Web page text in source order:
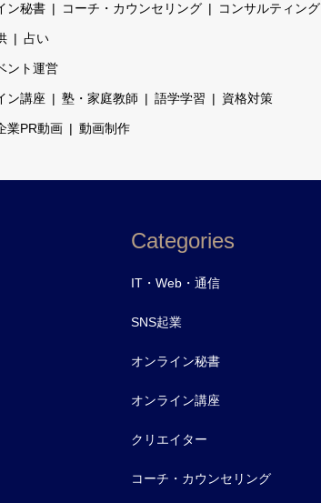
ン秘書 コーチ・カウンセリング コンサルティング
占い
ント運営
ン講座 塾・家庭教師 語学学習 資格対策
業PR動画 動画制作
Categories
IT・Web・通信
SNS起業
オンライン秘書
オンライン講座
クリエイター
コーチ・カウンセリング